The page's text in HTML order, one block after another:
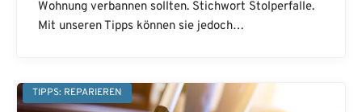
Wohnung verbannen sollten. Stichwort Stolperfalle.
Mit unseren Tipps können sie jedoch…
TIPPS: REPARIEREN